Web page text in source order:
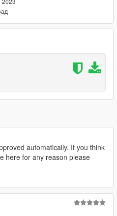
automatically. If you think
here for any reason please